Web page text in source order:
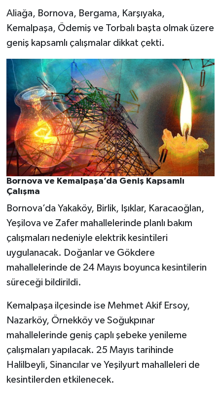
Aliağa, Bornova, Bergama, Karşıyaka,
Kemalpaşa, Ödemiş ve Torbalı başta olmak üzere
geniş kapsamlı çalışmalar dikkat çekti.
Bornova ve Kemalpaşa’da Geniş Kapsamlı
Çalışma
Bornova’da Yakaköy, Birlik, Işıklar, Karacaoğlan,
Yeşilova ve Zafer mahallelerinde planlı bakım
çalışmaları nedeniyle elektrik kesintileri
uygulanacak. Doğanlar ve Gökdere
mahallelerinde de 24 Mayıs boyunca kesintilerin
süreceği bildirildi.
Kemalpaşa ilçesinde ise Mehmet Akif Ersoy,
Nazarköy, Örnekköy ve Soğukpınar
mahallelerinde geniş çaplı şebeke yenileme
çalışmaları yapılacak. 25 Mayıs tarihinde
Halilbeyli, Sinancılar ve Yeşilyurt mahalleleri de
kesintilerden etkilenecek.